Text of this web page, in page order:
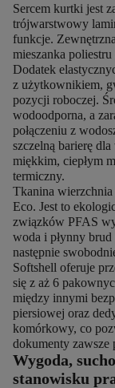
Sercem kurtki jest
trójwarstwowy
funkcje.
mieszanka
Dodatek
z użytkownikiem,
pozycji roboczej.
wodoodporna, a
połączeniu z
szczelną barierę
miękkim, ciepłym
termiczny.
Tkanina wierzchnia
Eco. Jest to
związków PFAS
woda i płynny
następnie
Softshell oferuje
się z aż 6
między innymi
piersiowej oraz
komórkowy, co
dokumenty zawsze
Wygoda,
stanowisku